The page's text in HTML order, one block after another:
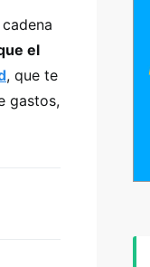
el
, que te
gastos,